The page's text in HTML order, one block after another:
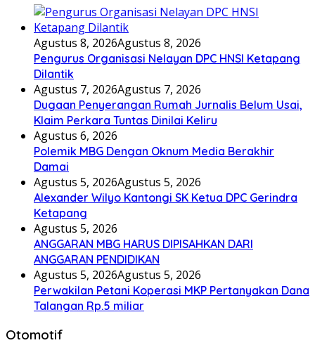
Agustus 8, 2026Agustus 8, 2026
Pengurus Organisasi Nelayan DPC HNSI Ketapang
Dilantik
Agustus 7, 2026Agustus 7, 2026
Dugaan Penyerangan Rumah Jurnalis Belum Usai,
Klaim Perkara Tuntas Dinilai Keliru
Agustus 6, 2026
Polemik MBG Dengan Oknum Media Berakhir
Damai
Agustus 5, 2026Agustus 5, 2026
Alexander Wilyo Kantongi SK Ketua DPC Gerindra
Ketapang
Agustus 5, 2026
ANGGARAN MBG HARUS DIPISAHKAN DARI
ANGGARAN PENDIDIKAN
Agustus 5, 2026Agustus 5, 2026
Perwakilan Petani Koperasi MKP Pertanyakan Dana
Talangan Rp.5 miliar
Otomotif